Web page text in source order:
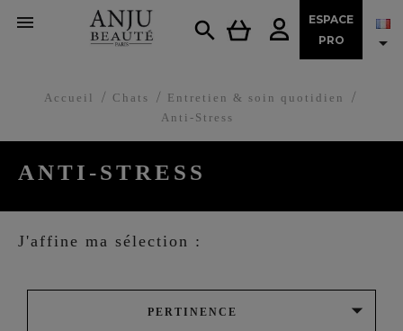


ESPACE
PRO

Accueil Chats
Entretien & soin quotidien
Anti-Stress
ANTI-STRESS
J'affine ma sélection :
PERTINENCE 